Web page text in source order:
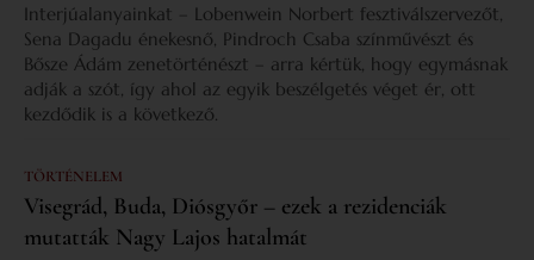
Interjúalanyainkat – Lobenwein Norbert fesztiválszervezőt,
Sena Dagadu énekesnő, Pindroch Csaba színművészt és
Bősze Ádám zenetörténészt – arra kértük, hogy egymásnak
adják a szót, így ahol az egyik beszélgetés véget ér, ott
kezdődik is a következő.
TÖRTÉNELEM
Visegrád, Buda, Diósgyőr – ezek a rezidenciák
mutatták Nagy Lajos hatalmát